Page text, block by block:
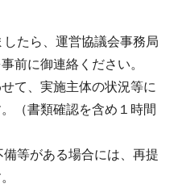
たら、運営協議会事務局
前に御連絡ください。
て、実施主体の状況等に
（書類確認を含め１時間
等がある場合には、再提